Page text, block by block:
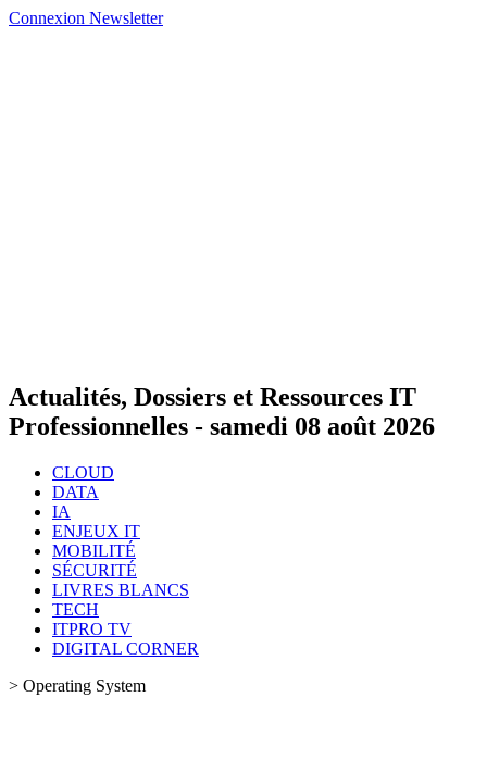
Connexion Newsletter
Actualités, Dossiers et Ressources IT
Professionnelles - samedi 08 août 2026
CLOUD
DATA
IA
ENJEUX IT
MOBILITÉ
SÉCURITÉ
LIVRES BLANCS
TECH
ITPRO TV
DIGITAL CORNER
> Operating System